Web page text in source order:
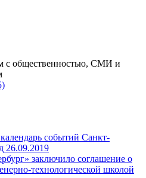
с общественностью, СМИ и
событий Санкт-
26.09.2019
заключило соглашение о
технологической школой